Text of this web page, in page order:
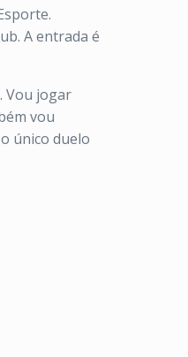
A entrada é
Vou jogar
vou
único duelo